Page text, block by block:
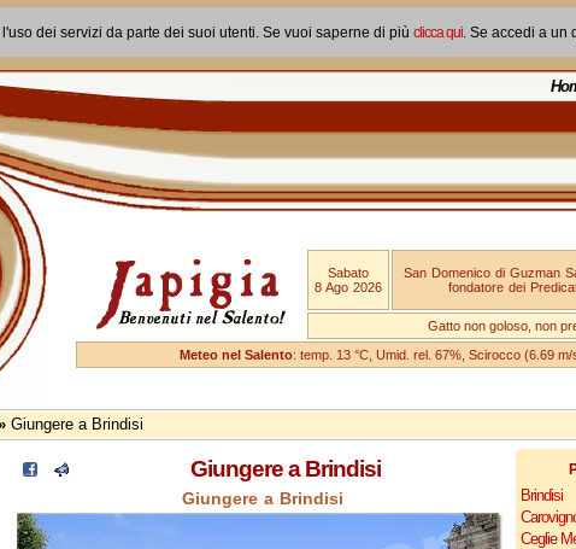
dei servizi da parte dei suoi utenti. Se vuoi saperne di più clicca qui. Se accedi a un
Sabato
8 Ago 2026
San Domenico di Guzman
fondatore dei
Gatto non goloso, non
Meteo nel Salento: temp. 13 °C, Umid. rel. 67%, Scirocco (6.69
Giungere a Brindisi
Brindisi
Ceglie
Giungere a Brindisi
Giungere a Brindisi